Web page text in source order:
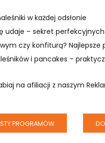
w każdej odsłonie
udaje – sekret
czy konfiturą? Najlepsze
i pancakes –
na afiliacji z naszym
PROGRAMÓW